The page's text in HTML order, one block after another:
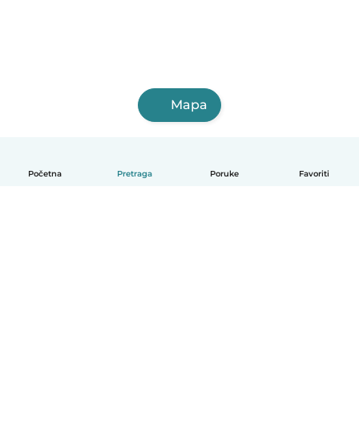
Početna Pretraga Poruke Favoriti
Mapa